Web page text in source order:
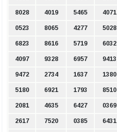
8028 4019 5465 4071
0523 8065 4277 5028
6823 8616 5719 6032
4097 9328 6957 9413
9472 2734 1637 1380
5180 6921 1793 8510
2081 4635 6427 0369
2617 7520 0385 6431